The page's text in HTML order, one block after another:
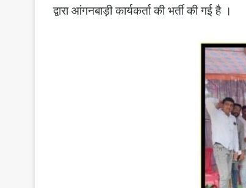
द्वारा आंगनबाड़ी कार्यकर्ता की भर्ती की गई है ।